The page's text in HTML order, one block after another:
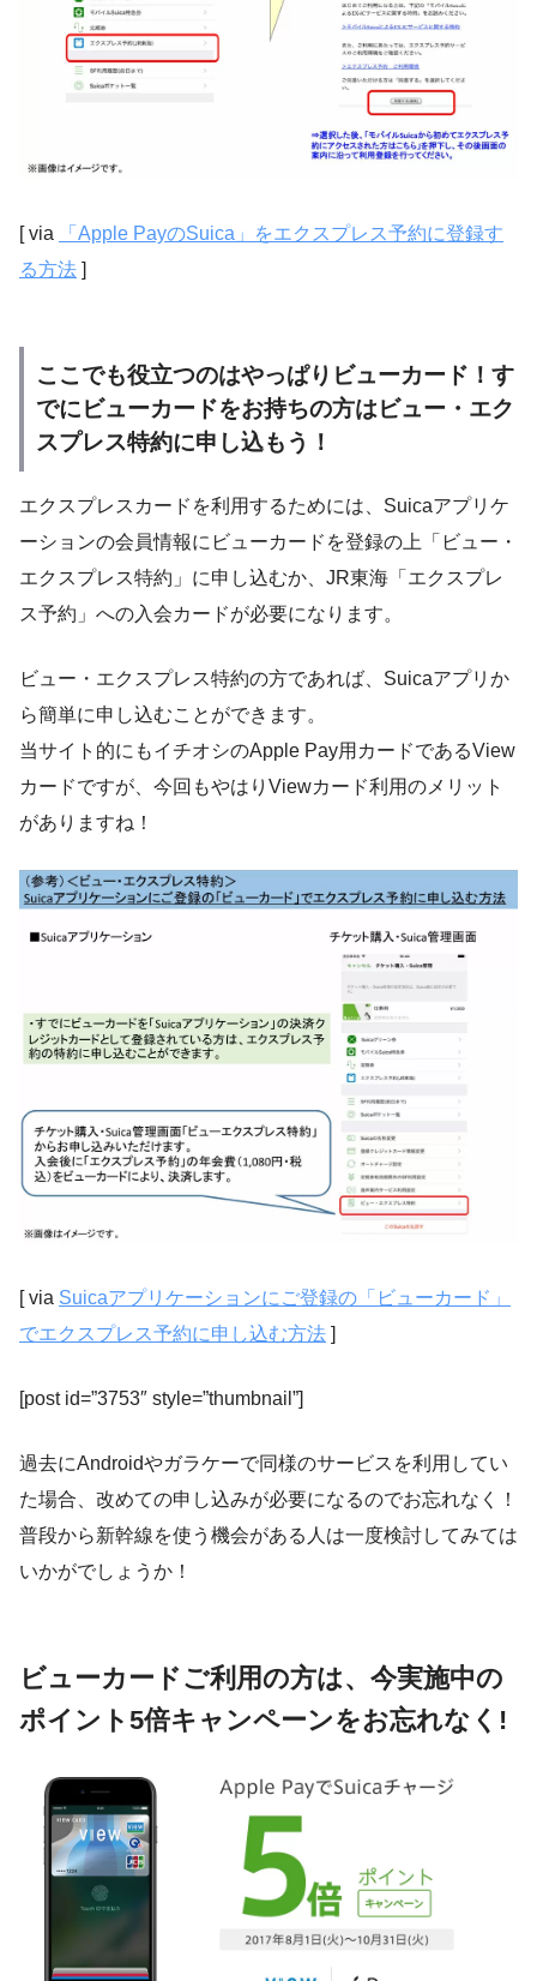
[ via
「Apple PayのSuica」をエクスプレス予約に登録す
る方法 ]
ここでも役立つのはやっぱりビューカード！す
でにビューカードをお持ちの方はビュー・エク
スプレス特約に申し込もう！
エクスプレスカードを利用するためには、Suicaアプリケ
ーションの会員情報にビューカードを登録の上「ビュー・
エクスプレス特約」に申し込むか、JR東海「エクスプレ
ス予約」への入会カードが必要になります。
ビュー・エクスプレス特約の方であれば、Suicaアプリか
ら簡単に申し込むことができます。
当サイト的にもイチオシのApple Pay用カードであるView
カードですが、今回もやはりViewカード利用のメリット
がありますね！
[ via Suicaアプリケーションにご登録の「ビューカード」
でエクスプレス予約に申し込む方法 ]
[post id=”3753″ style=”thumbnail”]
過去にAndroidやガラケーで同様のサービスを利用してい
た場合、改めての申し込みが必要になるのでお忘れなく！
普段から新幹線を使う機会がある人は一度検討してみては
いかがでしょうか！
ビューカードご利用の方は、今実施中の
ポイント5倍キャンペーンをお忘れなく!